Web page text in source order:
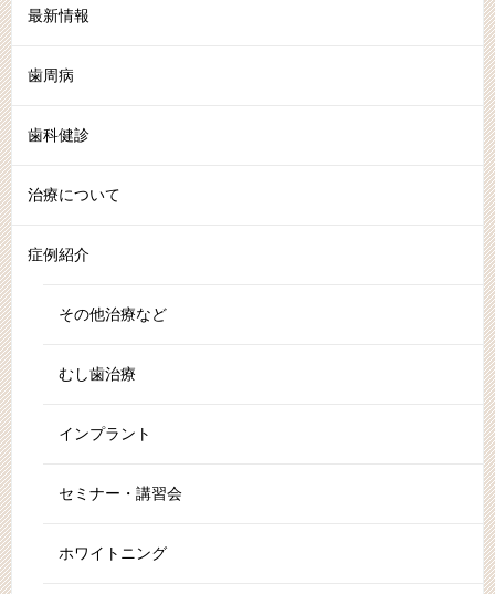
最新情報
歯周病
歯科健診
治療について
症例紹介
その他治療など
むし歯治療
インプラント
セミナー・講習会
ホワイトニング